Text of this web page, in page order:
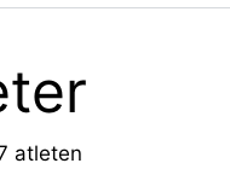
atleten